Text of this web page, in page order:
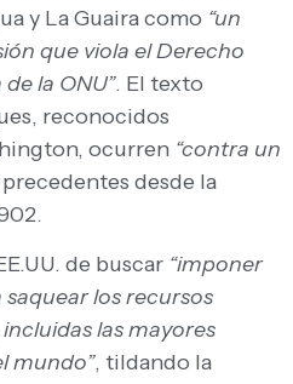
y La Guaira como “un
que viola el Derecho
la ONU”. El texto
reconocidos
ocurren “contra un
desde la
de buscar “imponer
los recursos
las mayores
mundo”, tildando la